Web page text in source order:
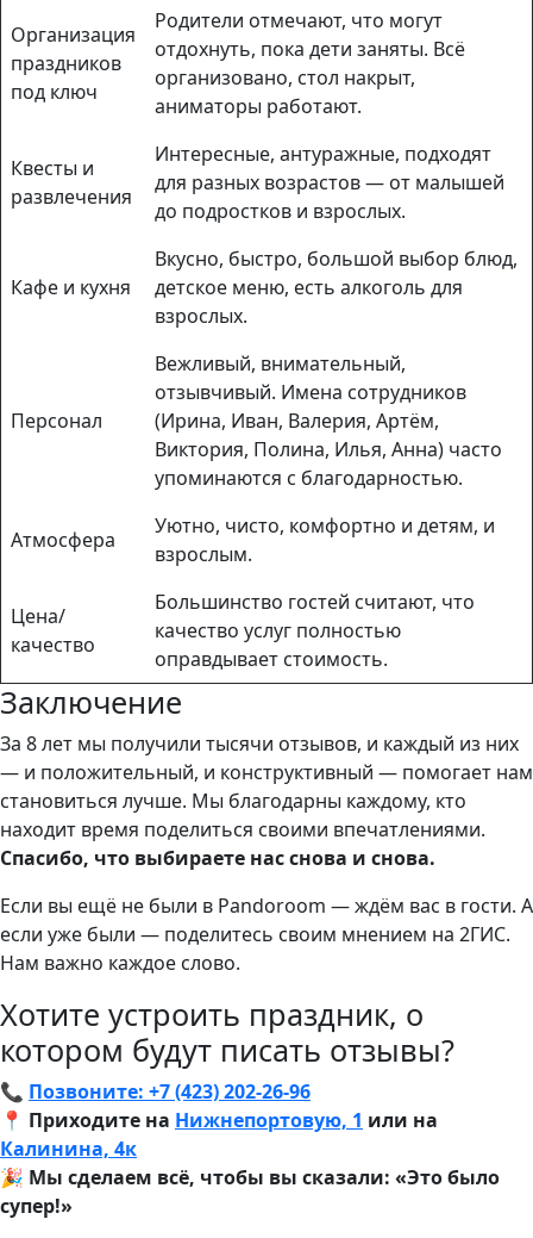
Организация
праздников
под ключ
Родители отмечают, что могут
отдохнуть, пока дети заняты. Всё
организовано, стол накрыт,
аниматоры работают.
Квесты и
развлечения
Интересные, антуражные, подходят
для разных возрастов — от малышей
до подростков и взрослых.
Кафе и кухня
Вкусно, быстро, большой выбор блюд,
детское меню, есть алкоголь для
взрослых.
Персонал
Вежливый, внимательный,
отзывчивый. Имена сотрудников
(Ирина, Иван, Валерия, Артём,
Виктория, Полина, Илья, Анна) часто
упоминаются с благодарностью.
Атмосфера
Уютно, чисто, комфортно и детям, и
взрослым.
Цена/
качество
Большинство гостей считают, что
качество услуг полностью
оправдывает стоимость.
Заключение
За 8 лет мы получили тысячи отзывов, и каждый из них
— и положительный, и конструктивный — помогает нам
становиться лучше. Мы благодарны каждому, кто
находит время поделиться своими впечатлениями.
Спасибо, что выбираете нас снова и снова.
Если вы ещё не были в Pandoroom — ждём вас в гости. А
если уже были — поделитесь своим мнением на 2ГИС.
Нам важно каждое слово.
Хотите устроить праздник, о
котором будут писать отзывы?
📞 Позвоните: +7 (423) 202-26-96
📍 Приходите на Нижнепортовую, 1 или на
Калинина, 4к
🎉 Мы сделаем всё, чтобы вы сказали: «Это было
супер!»